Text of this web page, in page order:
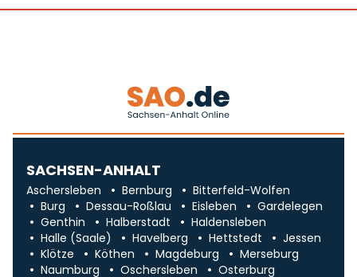
SACHSEN-ANHALT
Aschersleben Bernburg
Bitterfeld-Wolfen
Burg
Dessau-Roßlau Eisleben
Gardelegen
Genthin
Halberstadt
Haldensleben
Halle (Saale)
Havelberg Hettstedt
Jessen
Klötze
Köthen Magdeburg
Merseburg
Naumburg
Oschersleben Osterburg